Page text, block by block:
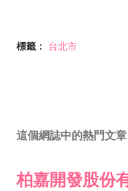
標籤： 台北市
這個網誌中的熱門文章
柏嘉開發股份